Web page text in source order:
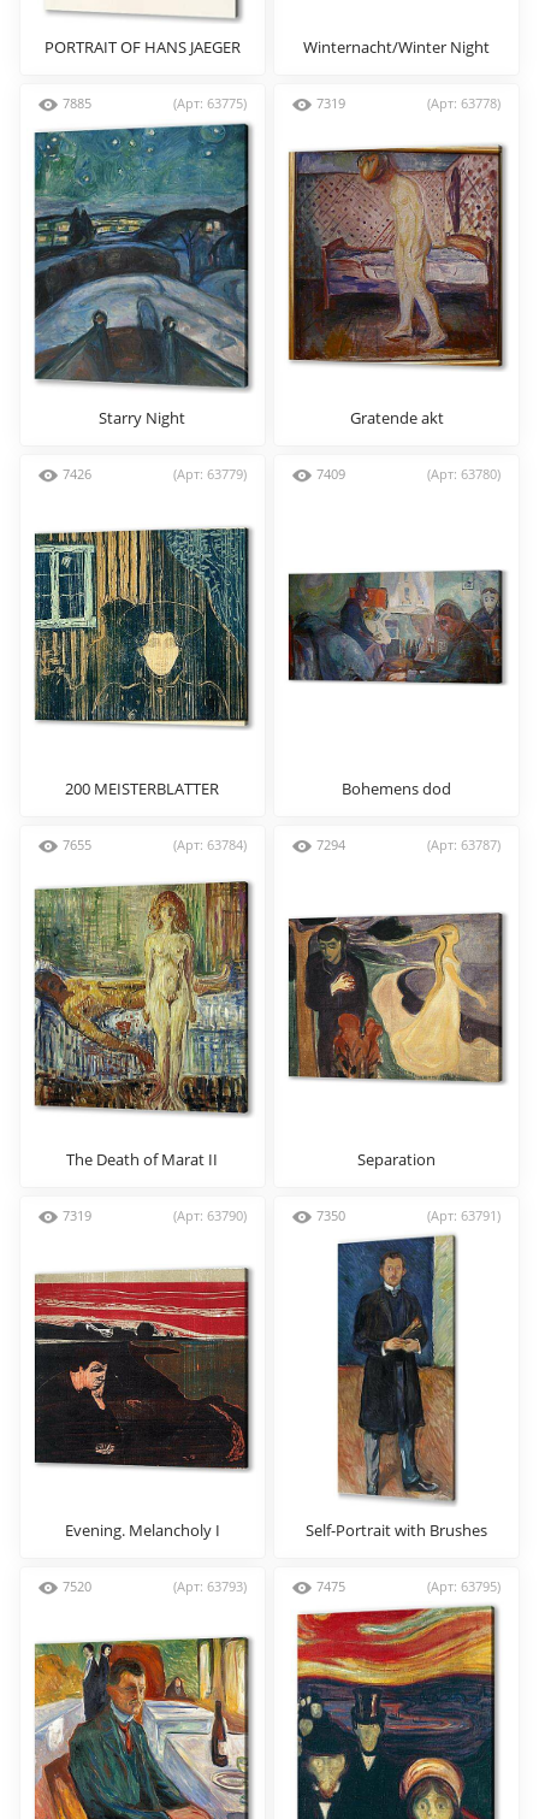
PORTRAIT OF HANS JAEGER Winternacht/Winter Night
7885 (Арт: 63775)
Starry Night
7319 (Арт: 63778)
Gratende akt
7426 (Арт: 63779)
200 MEISTERBLATTER
7409 (Арт: 63780)
Bohemens dod
7655 (Арт: 63784)
The Death of Marat II
7294 (Арт: 63787)
Separation
7319 (Арт: 63790)
Evening. Melancholy I
7350 (Арт: 63791)
Self-Portrait with Brushes
7520 (Арт: 63793) 7475 (Арт: 63795)